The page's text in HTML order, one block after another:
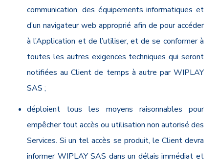
communication, des équipements informatiques et
d’un navigateur web approprié afin de pour accéder
à l’Application et de l’utiliser, et de se conformer à
toutes les autres exigences techniques qui seront
notifiées au Client de temps à autre par WIPLAY
SAS ;
déploient tous les moyens raisonnables pour
empêcher tout accès ou utilisation non autorisé des
Services. Si un tel accès se produit, le Client devra
informer WIPLAY SAS dans un délais immédiat et